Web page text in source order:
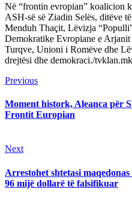
Në “frontin evropian” koalicion
ASH-së së Ziadin Selës, ditëve
Menduh Thaçit, Lëvizja
Demokratike Evropiane e
Turqve, Unioni i Romëve dhe
drejtësi dhe demokraci./
Continue
Reading
PreviousPrevious
Moment histork, Aleanca për
Frontit Europian
NextNext
Arrestohet shtetasi
96 mijë dollarë të falsifikuar